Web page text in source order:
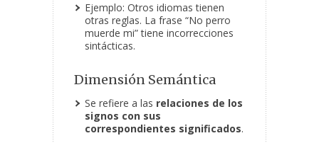
Ejemplo: Otros idiomas tienen
otras reglas. La frase “No perro
muerde mi” tiene incorrecciones
sintácticas.
Dimensión Semántica
Se refiere a las relaciones de los
signos con sus
correspondientes significados.